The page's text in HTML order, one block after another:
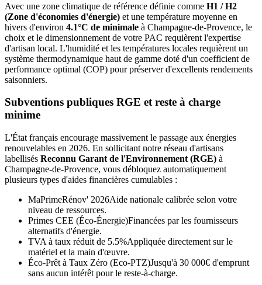
Avec une zone climatique de référence définie comme H1 / H2
(Zone d'économies d'énergie) et une température moyenne en
hivers d'environ 4.1°C de minimale à Champagne-de-Provence, le
choix et le dimensionnement de votre PAC requièrent l'expertise
d'artisan local. L'humidité et les températures locales requièrent un
système thermodynamique haut de gamme doté d'un coefficient de
performance optimal (COP) pour préserver d'excellents rendements
saisonniers.
Subventions publiques RGE et reste à charge
minime
L'État français encourage massivement le passage aux énergies
renouvelables en 2026. En sollicitant notre réseau d'artisans
labellisés Reconnu Garant de l'Environnement (RGE) à
Champagne-de-Provence, vous débloquez automatiquement
plusieurs types d'aides financières cumulables :
MaPrimeRénov' 2026Aide nationale calibrée selon votre
niveau de ressources.
Primes CEE (Éco-Énergie)Financées par les fournisseurs
alternatifs d'énergie.
TVA à taux réduit de 5.5%Appliquée directement sur le
matériel et la main d'œuvre.
Éco-Prêt à Taux Zéro (Eco-PTZ)Jusqu'à 30 000€ d'emprunt
sans aucun intérêt pour le reste-à-charge.